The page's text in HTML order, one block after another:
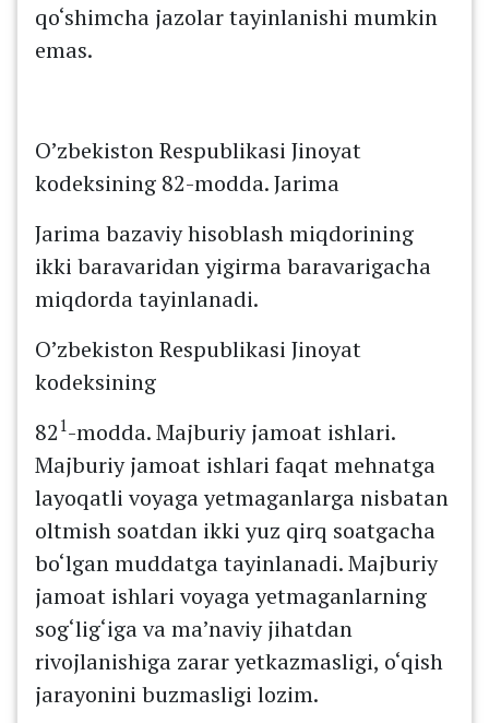
qo‘shimcha jazolar tayinlanishi mumkin
emas.
O’zbekiston Respublikasi Jinoyat
kodeksining 82-modda. Jarima
Jarima bazaviy hisoblash miqdorining
ikki baravaridan yigirma baravarigacha
miqdorda tayinlanadi.
O’zbekiston Respublikasi Jinoyat
kodeksining
82 1-modda. Majburiy jamoat ishlari.
Majburiy jamoat ishlari faqat mehnatga
layoqatli voyaga yetmaganlarga nisbatan
oltmish soatdan ikki yuz qirq soatgacha
bo‘lgan muddatga tayinlanadi. Majburiy
jamoat ishlari voyaga yetmaganlarning
sog‘lig‘iga va ma’naviy jihatdan
rivojlanishiga zarar yetkazmasligi, o‘qish
jarayonini buzmasligi lozim.